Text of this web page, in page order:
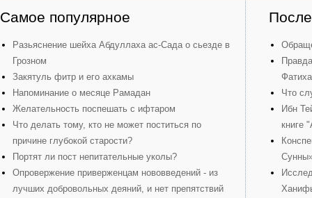
Самое популярное
Разьяснение шейха Абдуллаха ас-Сада о сьезде в
Грозном
Закятуль фитр и его ахкамы
Напоминание о месяце Рамадан
Желательность поспешать с ифтаром
Что делать тому, кто не может поститься по
причине глубокой старости?
Портят ли пост непитательные уколы?
Опровержение приверженцам нововведений - из
лучших добровольных деяний, и нет препятствий
Что
Ибн
книге